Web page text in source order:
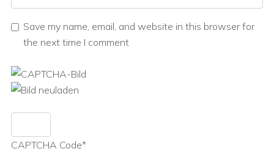
Save my name, email, and website in this browser for
the next time I comment
CAPTCHA Code*